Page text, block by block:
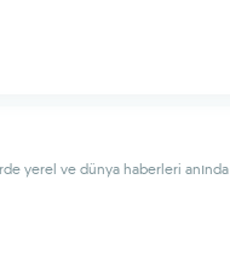
yerel ve dünya haberleri anında